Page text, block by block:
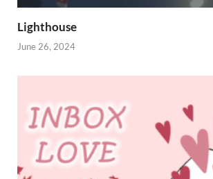
Lighthouse
June 26, 2024